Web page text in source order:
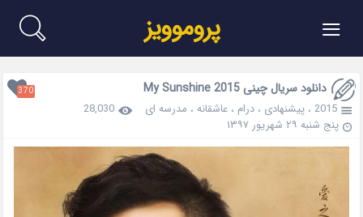
≡ پروموویز
دانلود سریال چینی My Sunshine 2015 370
2015 ،پیشنهادی ،درام ،عاشقانه ، مدرسه ای
28,030
پنج شنبه ۲۹ شهریور ۱۳۹۷